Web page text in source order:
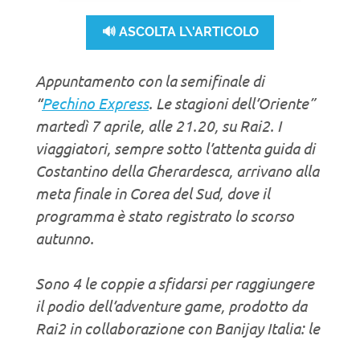
🔊 ASCOLTA L\'ARTICOLO
Appuntamento con la semifinale di
“Pechino Express. Le stagioni dell’Oriente”
martedì 7 aprile, alle 21.20, su Rai2. I
viaggiatori, sempre sotto l’attenta guida di
Costantino della Gherardesca, arrivano alla
meta finale in Corea del Sud, dove il
programma è stato registrato lo scorso
autunno.
Sono 4 le coppie a sfidarsi per raggiungere
il podio dell’adventure game, prodotto da
Rai2 in collaborazione con Banijay Italia: le